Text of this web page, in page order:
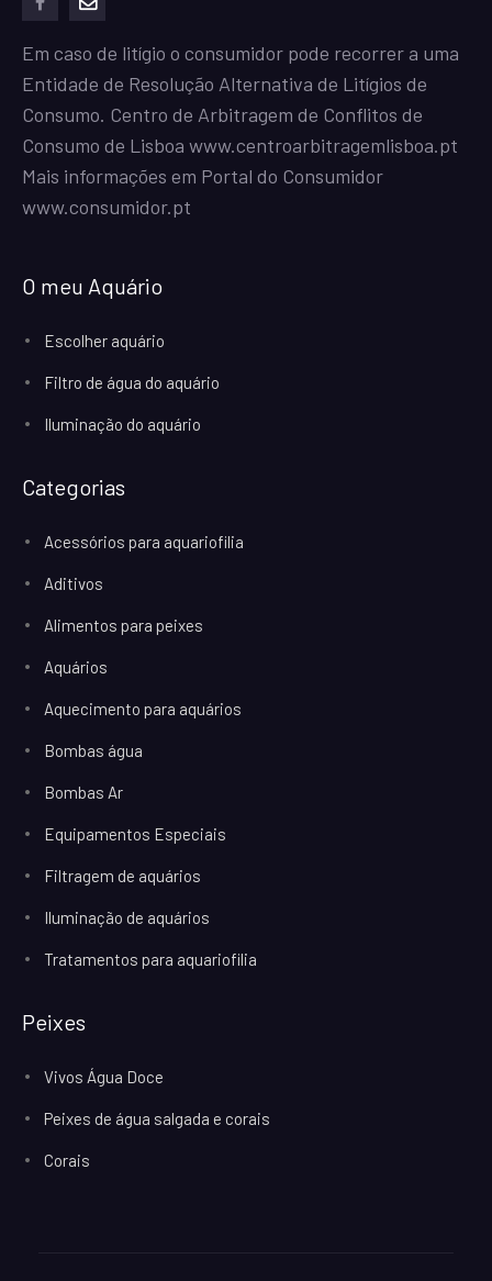
Em caso de litígio o consumidor pode recorrer a uma
Entidade de Resolução Alternativa de Litígios de
Consumo. Centro de Arbitragem de Conflitos de
Consumo de Lisboa www.centroarbitragemlisboa.pt
Mais informações em Portal do Consumidor
www.consumidor.pt
O meu Aquário
Escolher aquário
Filtro de água do aquário
Iluminação do aquário
Categorias
Acessórios para aquariofilia
Aditivos
Alimentos para peixes
Aquários
Aquecimento para aquários
Bombas água
Bombas Ar
Equipamentos Especiais
Filtragem de aquários
Iluminação de aquários
Tratamentos para aquariofilia
Peixes
Vivos Água Doce
Peixes de água salgada e corais
Corais